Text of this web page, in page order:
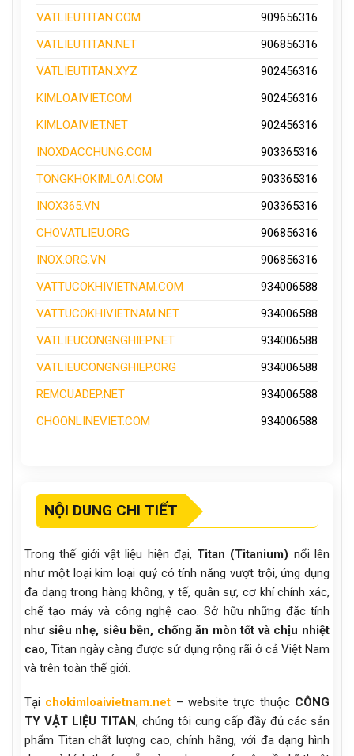
VATLIEUTITAN.COM
909656316
VATLIEUTITAN.NET
906856316
VATLIEUTITAN.XYZ
902456316
KIMLOAIVIET.COM
902456316
KIMLOAIVIET.NET
902456316
INOXDACCHUNG.COM
903365316
TONGKHOKIMLOAI.COM
903365316
INOX365.VN
903365316
CHOVATLIEU.ORG
906856316
INOX.ORG.VN
906856316
VATTUCOKHIVIETNAM.COM
934006588
VATTUCOKHIVIETNAM.NET
934006588
VATLIEUCONGNGHIEP.NET
934006588
VATLIEUCONGNGHIEP.ORG
934006588
REMCUADEP.NET
934006588
CHOONLINEVIET.COM
934006588
NỘI DUNG CHI TIẾT
Trong thế giới vật liệu hiện đại, Titan (Titanium) nổi lên
như một loại kim loại quý có tính năng vượt trội, ứng dụng
đa dạng trong hàng không, y tế, quân sự, cơ khí chính xác,
chế tạo máy và công nghệ cao. Sở hữu những đặc tính
như siêu nhẹ, siêu bền, chống ăn mòn tốt và chịu nhiệt
cao, Titan ngày càng được sử dụng rộng rãi ở cả Việt Nam
và trên toàn thế giới.
Tại chokimloaivietnam.net – website trực thuộc CÔNG
TY VẬT LIỆU TITAN, chúng tôi cung cấp đầy đủ các sản
phẩm Titan chất lượng cao, chính hãng, với đa dạng hình